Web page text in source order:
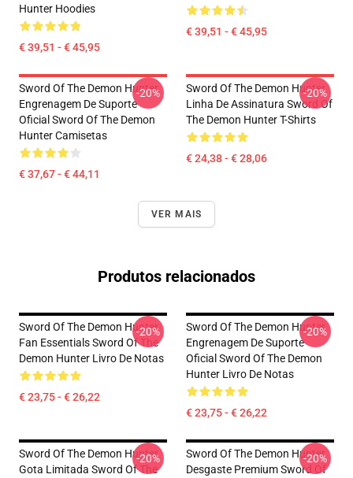
Hunter Hoodies
€ 39,51 - € 45,95
€ 39,51 - € 45,95
Sword Of The Demon Hunter
Engrenagem De Suporte
Oficial Sword Of The Demon
Hunter Camisetas
€ 37,67 - € 44,11
-20%
Sword Of The Demon Hunter
Linha De Assinatura Sword Of
The Demon Hunter T-Shirts
€ 24,38 - € 28,06
-20%
VER MAIS
Produtos relacionados
Sword Of The Demon Hunter
Fan Essentials Sword Of The
Demon Hunter Livro De Notas
€ 23,75 - € 26,22
-20%
Sword Of The Demon Hunter
Engrenagem De Suporte
Oficial Sword Of The Demon
Hunter Livro De Notas
€ 23,75 - € 26,22
-20%
Sword Of The Demon Hunter
Gota Limitada Sword Of The
-20%
Sword Of The Demon Hunter
Desgaste Premium Sword Of
-20%